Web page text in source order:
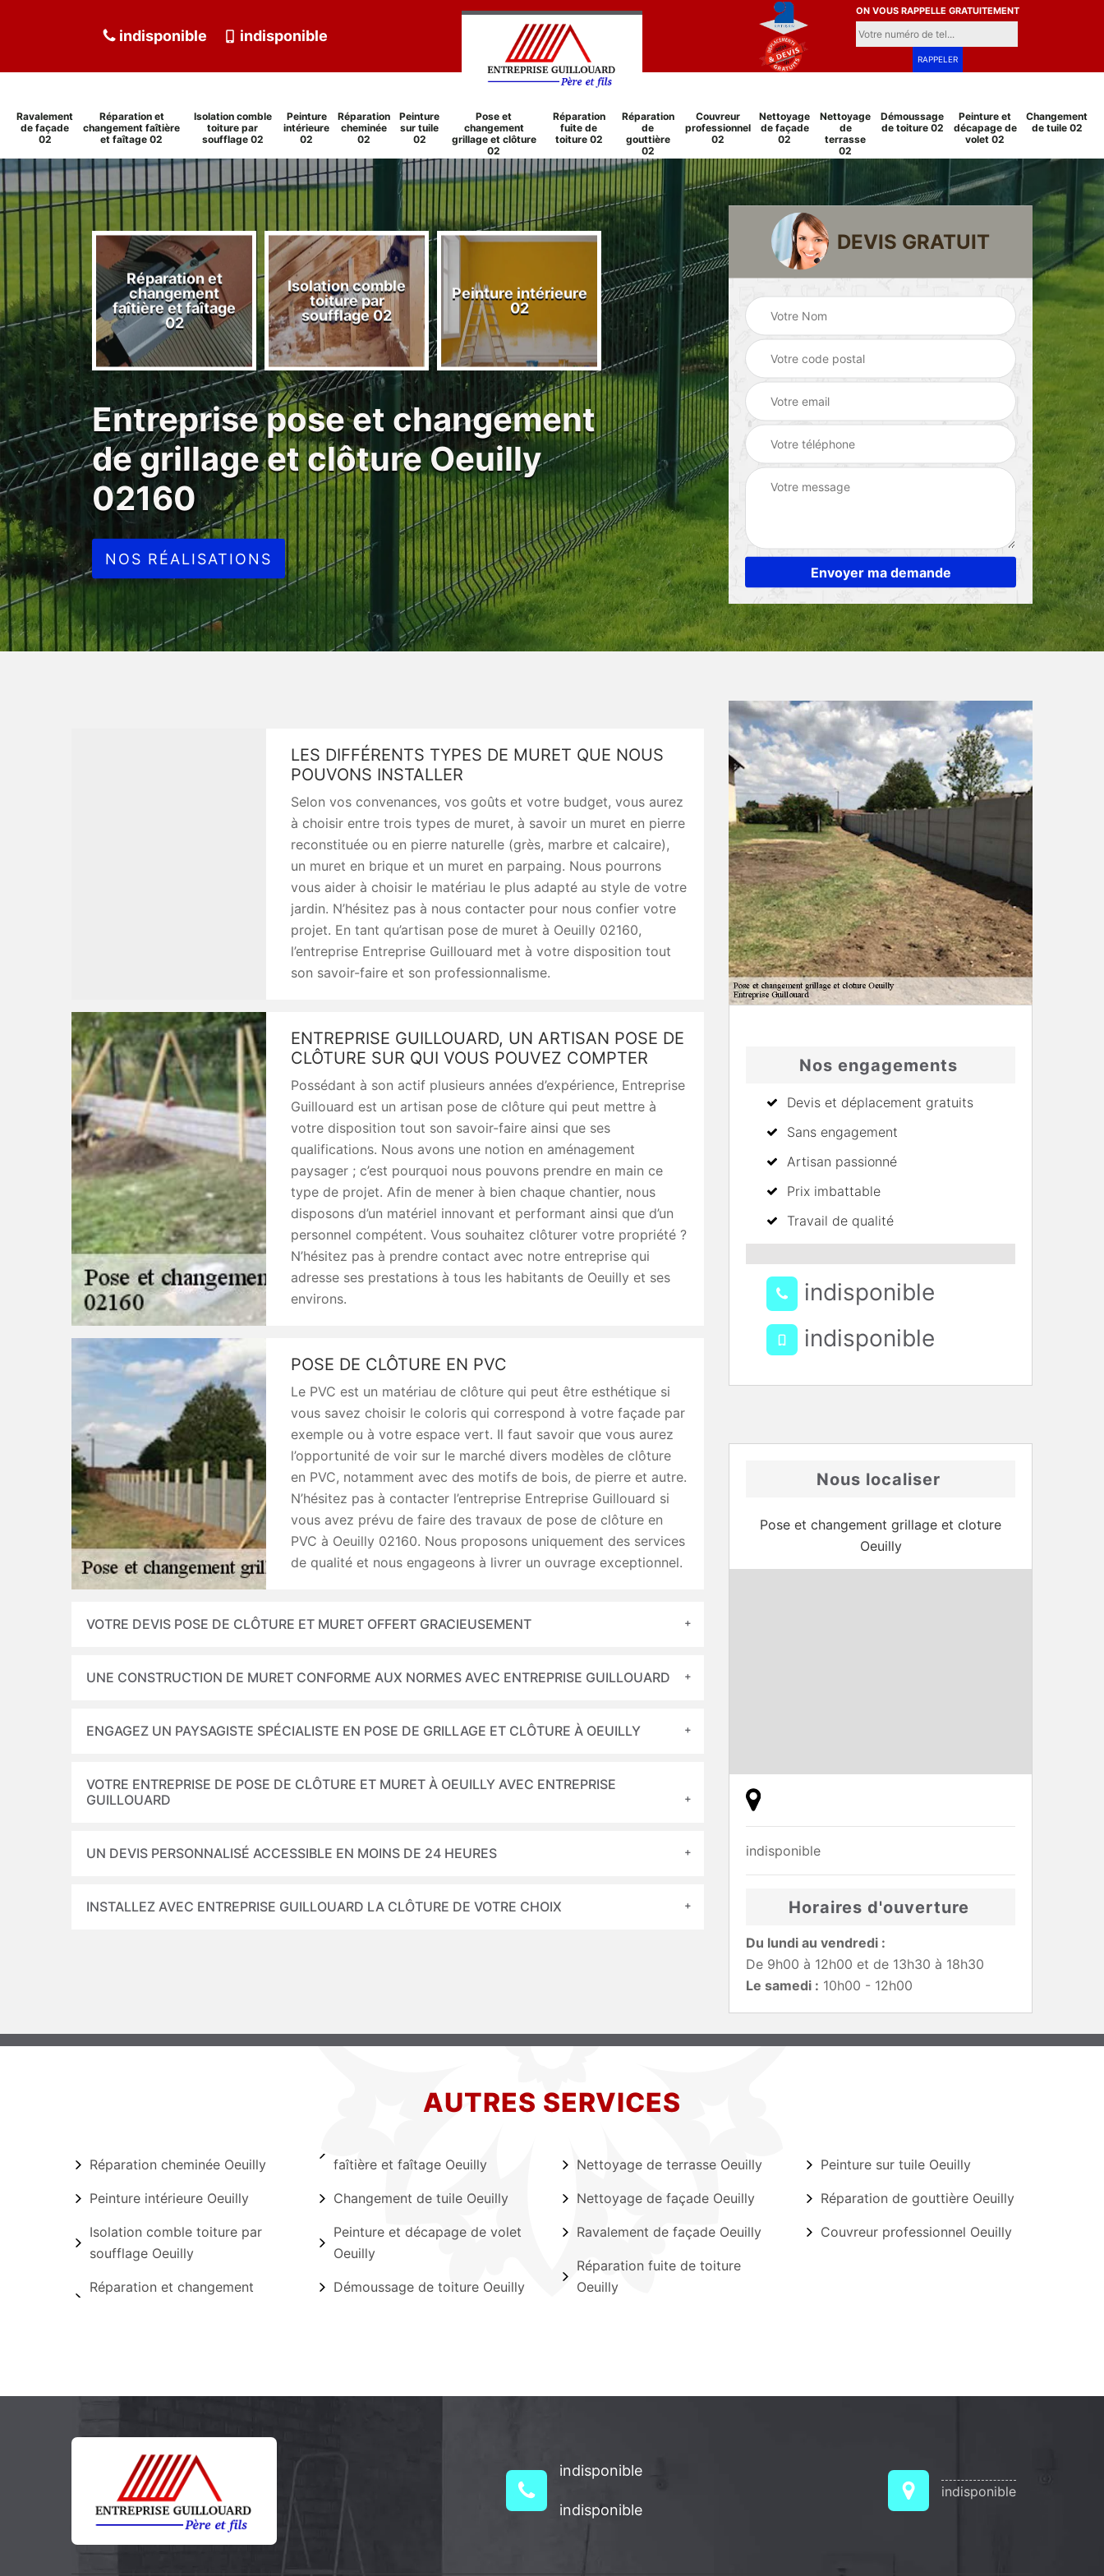
indisponible indisponible
ON VOUS RAPPELLE GRATUITEMENT
Ravalement
de façade
02
Réparation et
changement faîtière
et faîtage 02
Isolation comble
toiture par
soufflage 02
Peinture
intérieure
02
Réparation
cheminée
02
Peinture
sur tuile
02
Pose et
changement
grillage et clôture
02
Réparation
fuite de
toiture 02
Réparation
de
gouttière
02
Couvreur
professionnel
02
Nettoyage
de façade
02
Nettoyage
de
terrasse
02
Démoussage
de toiture 02
Peinture et
décapage de
volet 02
Changement
de tuile 02
de
02
Réparation et
changement
faîtière et faîtage
02
Isolation comble
toiture par
soufflage 02
Peinture intérieure
02
Réparation
cheminée 02
Peinture sur tuile
Pose et
changement
grillage et clôture
02
Entreprise pose et changement
de grillage et clôture Oeuilly
02160
NOS RÉALISATIONS
DEVIS GRATUIT
LES DIFFÉRENTS TYPES DE MURET QUE NOUS
POUVONS INSTALLER
Selon vos convenances, vos goûts et votre budget, vous aurez
à choisir entre trois types de muret, à savoir un muret en pierre
reconstituée ou en pierre naturelle (grès, marbre et calcaire),
un muret en brique et un muret en parpaing. Nous pourrons
vous aider à choisir le matériau le plus adapté au style de votre
jardin. N’hésitez pas à nous contacter pour nous confier votre
projet. En tant qu’artisan pose de muret à Oeuilly 02160,
l’entreprise Entreprise Guillouard met à votre disposition tout
son savoir-faire et son professionnalisme.
ENTREPRISE GUILLOUARD, UN ARTISAN POSE DE
CLÔTURE SUR QUI VOUS POUVEZ COMPTER
Possédant à son actif plusieurs années d’expérience, Entreprise
Guillouard est un artisan pose de clôture qui peut mettre à
votre disposition tout son savoir-faire ainsi que ses
qualifications. Nous avons une notion en aménagement
paysager ; c’est pourquoi nous pouvons prendre en main ce
type de projet. Afin de mener à bien chaque chantier, nous
disposons d’un matériel innovant et performant ainsi que d’un
personnel compétent. Vous souhaitez clôturer votre propriété ?
N’hésitez pas à prendre contact avec notre entreprise qui
adresse ses prestations à tous les habitants de Oeuilly et ses
environs.
POSE DE CLÔTURE EN PVC
Le PVC est un matériau de clôture qui peut être esthétique si
vous savez choisir le coloris qui correspond à votre façade par
exemple ou à votre espace vert. Il faut savoir que vous aurez
l’opportunité de voir sur le marché divers modèles de clôture
en PVC, notamment avec des motifs de bois, de pierre et autre.
N’hésitez pas à contacter l’entreprise Entreprise Guillouard si
vous avez prévu de faire des travaux de pose de clôture en
PVC à Oeuilly 02160. Nous proposons uniquement des services
de qualité et nous engageons à livrer un ouvrage exceptionnel.
VOTRE DEVIS POSE DE CLÔTURE ET MURET OFFERT GRACIEUSEMENT
UNE CONSTRUCTION DE MURET CONFORME AUX NORMES AVEC ENTREPRISE GUILLOUARD
ENGAGEZ UN PAYSAGISTE SPÉCIALISTE EN POSE DE GRILLAGE ET CLÔTURE À OEUILLY
VOTRE ENTREPRISE DE POSE DE CLÔTURE ET MURET À OEUILLY AVEC ENTREPRISE
GUILLOUARD
UN DEVIS PERSONNALISÉ ACCESSIBLE EN MOINS DE 24 HEURES
INSTALLEZ AVEC ENTREPRISE GUILLOUARD LA CLÔTURE DE VOTRE CHOIX
Nos engagements
Devis et déplacement gratuits
Sans engagement
Artisan passionné
Prix imbattable
Travail de qualité
indisponible
indisponible
Nous localiser
Pose et changement grillage et cloture
Oeuilly
indisponible
Horaires d'ouverture
Du lundi au vendredi :
De 9h00 à 12h00 et de 13h30 à 18h30
Le samedi : 10h00 - 12h00
AUTRES SERVICES
Réparation cheminée Oeuilly
Peinture intérieure Oeuilly
Isolation comble toiture par
soufflage Oeuilly
Réparation et changement
faîtière et faîtage Oeuilly
Changement de tuile Oeuilly
Peinture et décapage de volet
Oeuilly
Démoussage de toiture Oeuilly
Nettoyage de terrasse Oeuilly
Nettoyage de façade Oeuilly
Ravalement de façade Oeuilly
Réparation fuite de toiture
Oeuilly
Peinture sur tuile Oeuilly
Réparation de gouttière Oeuilly
Couvreur professionnel Oeuilly
indisponible
indisponible
indisponible